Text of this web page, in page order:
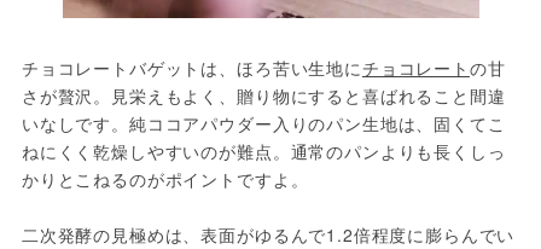
チョコレートバゲットは、ほろ苦い生地にチョコレート の甘
さが贅沢。見栄えもよく、贈り物にすると喜ばれること間違
いなしです。純ココアパウダー入りのパン生地は、固くてこ
ねにくく乾燥しやすいのが難点。通常のパンよりも長くしっ
かりとこねるのがポイントですよ。
二次発酵の見極めは、表面がゆるんで1.2倍程度に膨らんでい